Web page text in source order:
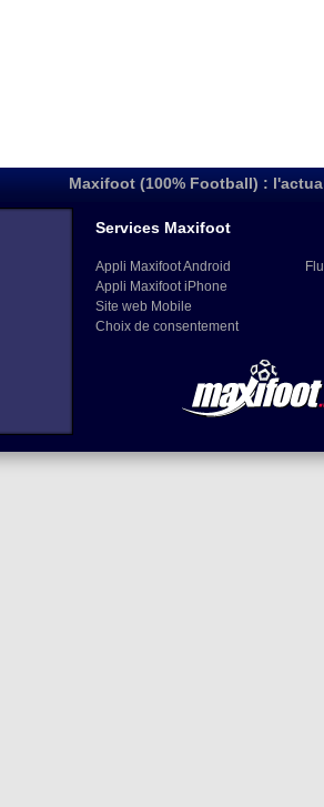
Maxifoot (100% Football) :
Services Maxifoot
Appli Maxifoot Android
Appli Maxifoot iPhone
Site web Mobile
Choix de consentement